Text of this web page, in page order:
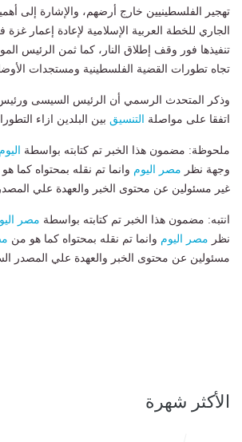
تهجير الفلسطينيين خارج أرضهم، والإشارة إلى
الجاري للخطة العربية الإسلامية لإعادة إعمار
تنفيذها فور وقف إطلاق النار، كما ثمن الرئيس
تجاه تطورات القضية الفلسطينية ومستجدات
وذكر المتحدث الرسمي أن الرئيس السيسى ورئيس
اتفقا على مواصلة
التنسيق بين البلدين ازاء
ملحوظة: مضمون هذا الخبر تم كتابته بواسطة
وجهة نظر مصر اليوم وانما تم نقله بمحتواه كما
غير مسئولين عن محتوى الخبر والعهدة علي
انتبه: مضمون هذا الخبر تم كتابته بواسطة مصر
نظر مصر اليوم وانما تم نقله بمحتواه كما هو من
مسئولين عن محتوى الخبر والعهدة علي المصدر
الأكثر شهرة